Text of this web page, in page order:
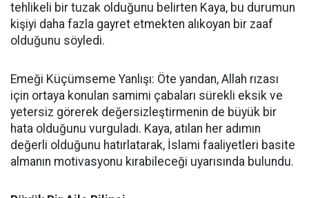
tehlikeli bir tuzak olduğunu belirten Kaya, bu durumun
kişiyi daha fazla gayret etmekten alıkoyan bir zaaf
olduğunu söyledi.
Emeği Küçümseme Yanlışı: Öte yandan, Allah rızası
için ortaya konulan samimi çabaları sürekli eksik ve
yetersiz görerek değersizleştirmenin de büyük bir
hata olduğunu vurguladı. Kaya, atılan her adımın
değerli olduğunu hatırlatarak, İslami faaliyetleri basite
almanın motivasyonu kırabileceği uyarısında bulundu.